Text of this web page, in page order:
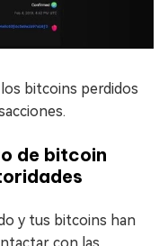
bitcoins perdidos
de bitcoin
y tus bitcoins han